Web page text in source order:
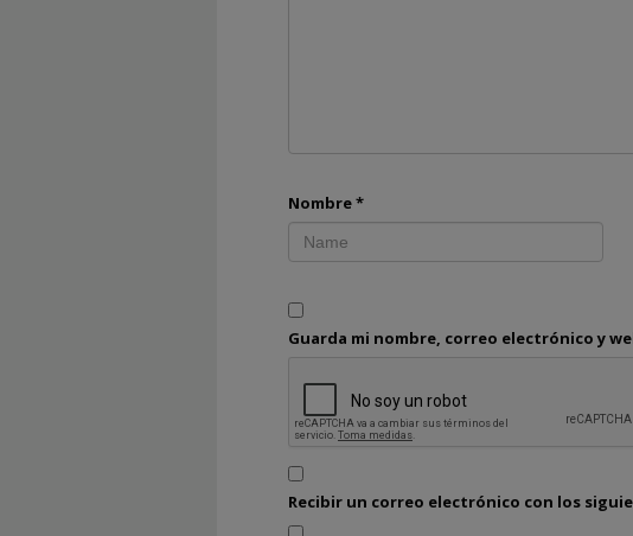
Nombre*
Guarda mi nombre, correo electrónico y
Recibir un correo electrónico con los